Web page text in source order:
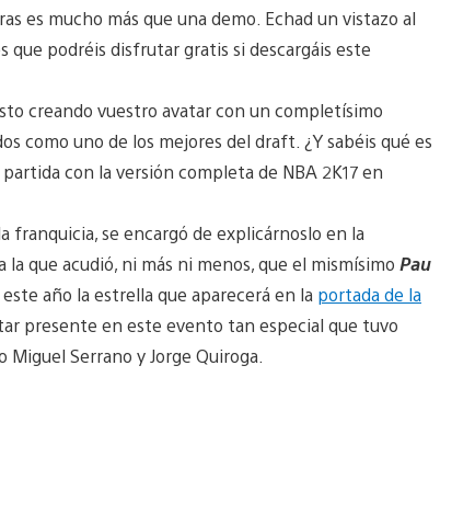
es mucho más que una demo. Echad un vistazo al
que podréis disfrutar gratis si descargáis este
creando vuestro avatar con un completísimo
como uno de los mejores del draft. ¿Y sabéis qué es
con la versión completa de NBA 2K17 en
franquicia, se encargó de explicárnoslo en la
que acudió, ni más ni menos, que el mismísimo Pau
año la estrella que aparecerá en la portada de la
presente en este evento tan especial que tuvo
Serrano y Jorge Quiroga.